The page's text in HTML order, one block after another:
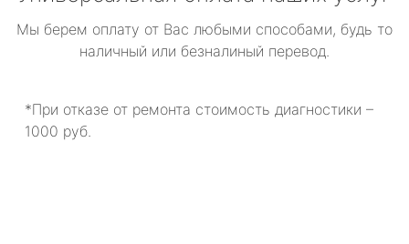
Мы берем оплату от Вас любыми способами, будь то
наличный или безналиный перевод.
*При отказе от ремонта стоимость диагностики –
1000 руб.